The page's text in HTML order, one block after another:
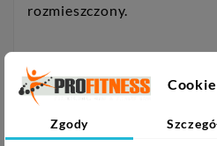
rozmieszczony.
Specyfikacja:
Materiał: skóra ekologiczna
Wypełnienie: piasek
Zgody